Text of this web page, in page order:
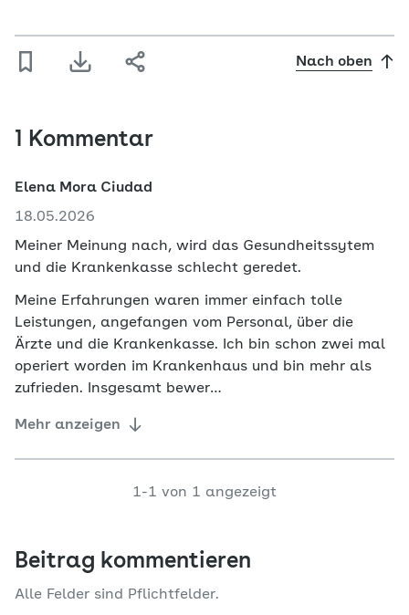
Nach oben
1 Kommentar
Elena Mora Ciudad
18.05.2026
Meiner Meinung nach, wird das Gesundheitssytem
und die Krankenkasse schlecht geredet.
Meine Erfahrungen waren immer einfach tolle
Leistungen, angefangen vom Personal, über die
Ärzte und die Krankenkasse. Ich bin schon zwei mal
operiert worden im Krankenhaus und bin mehr als
zufrieden. Insgesamt bewer…
Mehr anzeigen
1-1 von 1 angezeigt
Beitrag kommentieren
Alle Felder sind Pflichtfelder.